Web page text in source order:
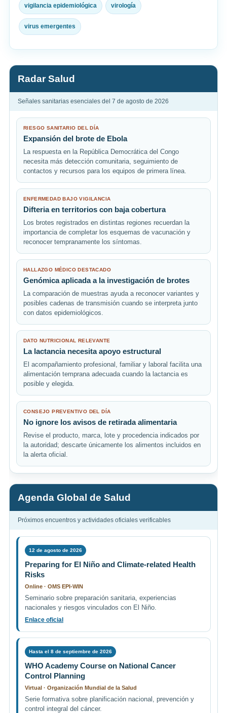
vigilancia epidemiológica virología
virus emergentes
Radar Salud
Señales sanitarias esenciales del 7 de agosto de 2026
RIESGO SANITARIO DEL DÍA
Expansión del brote de Ebola
La respuesta en la República Democrática del Congo
necesita más detección comunitaria, seguimiento de
contactos y recursos para los equipos de primera línea.
ENFERMEDAD BAJO VIGILANCIA
Difteria en territorios con baja cobertura
Los brotes registrados en distintas regiones recuerdan la
importancia de completar los esquemas de vacunación y
reconocer tempranamente los síntomas.
HALLAZGO MÉDICO DESTACADO
Genómica aplicada a la investigación de brotes
La comparación de muestras ayuda a reconocer variantes y
posibles cadenas de transmisión cuando se interpreta junto
con datos epidemiológicos.
DATO NUTRICIONAL RELEVANTE
La lactancia necesita apoyo estructural
El acompañamiento profesional, familiar y laboral facilita una
alimentación temprana adecuada cuando la lactancia es
posible y elegida.
CONSEJO PREVENTIVO DEL DÍA
No ignore los avisos de retirada alimentaria
Revise el producto, marca, lote y procedencia indicados por
la autoridad; descarte únicamente los alimentos incluidos en
la alerta oficial.
Agenda Global de Salud
Próximos encuentros y actividades oficiales verificables
12 de agosto de 2026
Preparing for El Niño and Climate-related Health
Risks
Online · OMS EPI-WIN
Seminario sobre preparación sanitaria, experiencias
nacionales y riesgos vinculados con El Niño.
Enlace oficial
Hasta el 8 de septiembre de 2026
WHO Academy Course on National Cancer
Control Planning
Virtual · Organización Mundial de la Salud
Serie formativa sobre planificación nacional, prevención y
control integral del cáncer.